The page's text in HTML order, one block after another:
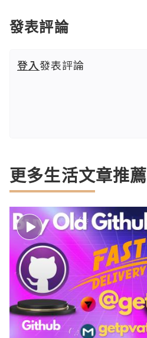
發表評論
登入發表評論
更多生活文章推薦